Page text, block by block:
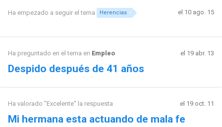
Ha empezado a seguir el tema Herencias el 10 ago. 15
Ha preguntado en el tema en Empleo el 19 abr. 13
Despido después de 41 años
Ha valorado "Excelente" la respuesta el 19 oct. 11
Mi hermana esta actuando de mala fe